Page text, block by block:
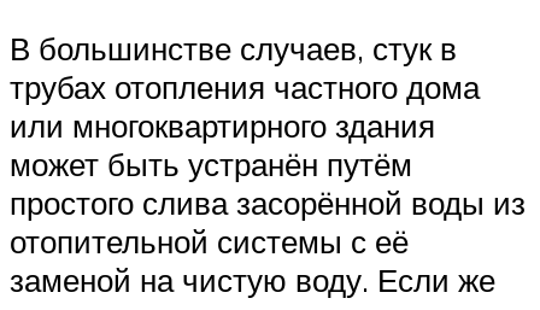
В большинстве случаев, стук в
трубах отопления частного дома
или многоквартирного здания
может быть устранён путём
простого слива засорённой воды из
отопительной системы с её
заменой на чистую воду. Если же